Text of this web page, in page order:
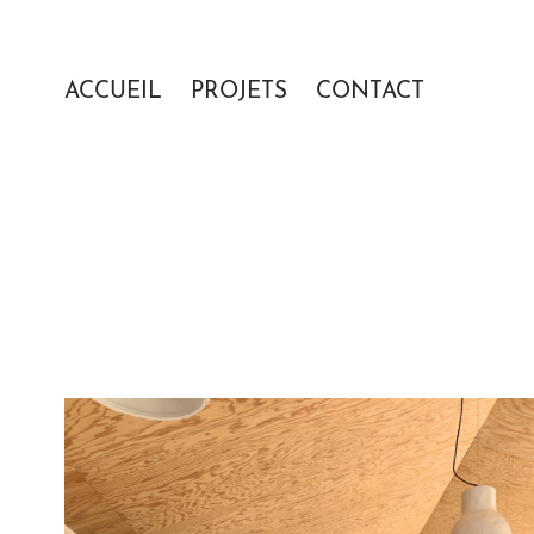
ACCUEIL PROJETS CONTACT